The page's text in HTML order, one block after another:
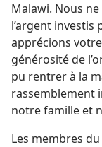
Malawi. Nous
l’argent
apprécions
générosité de
pu rentrer à la
rassemblement
notre famille et
Les membres